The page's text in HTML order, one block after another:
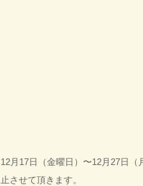
12月17日（金曜日）〜12月27日
止させて頂きます。